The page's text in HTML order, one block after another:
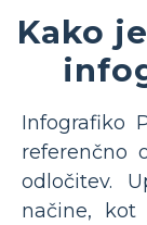
Kako
Infografiko
referenčno
odločitev.
načine, kot